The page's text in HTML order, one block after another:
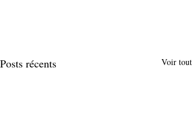
Posts récents Voir tout